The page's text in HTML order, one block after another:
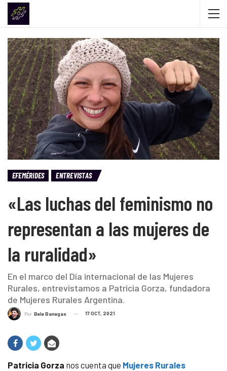
EFEMÉRIDES ENTREVISTAS
«Las luchas del feminismo no
representan a las mujeres de
la ruralidad»
En el marco del Día internacional de las Mujeres
Rurales, entrevistamos a Patricia Gorza, fundadora
de Mujeres Rurales Argentina.
Por Bele Banegas 17 OCT, 2021
Patricia Gorza nos cuenta que Mujeres Rurales